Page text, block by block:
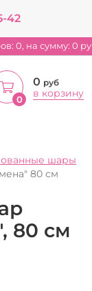
42
0, на сумму: 0
0
0 руб
в корзину
шары
80 см
80 см